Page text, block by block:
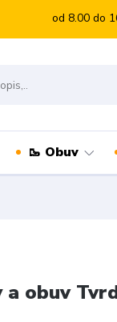
od 8.00 do
🥾 Obuv
a obuv